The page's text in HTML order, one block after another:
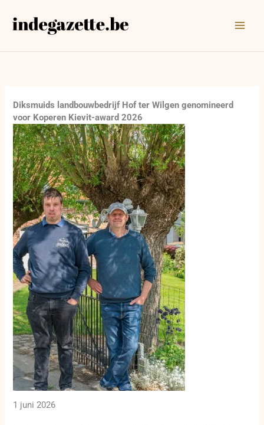
naar
Diksmuids landbouwbedrijf Hof ter Wilgen genomineerd
voor Koperen Kievit-award 2026
1 juni 2026